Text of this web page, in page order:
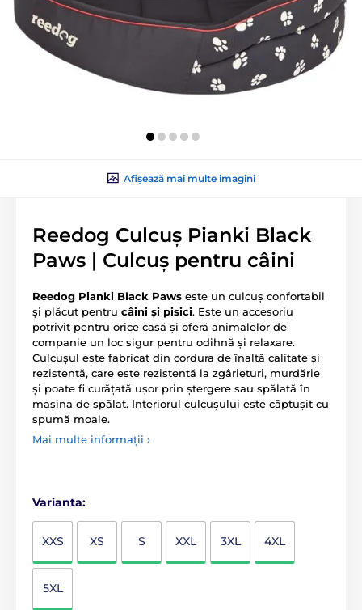
Afișează mai multe imagini
Reedog Culcuș Pianki Black
Paws | Culcuș pentru câini
Reedog Pianki Black Paws este un culcuș confortabil
și plăcut pentru câini și pisici. Este un accesoriu
potrivit pentru orice casă și oferă animalelor de
companie un loc sigur pentru odihnă și relaxare.
Culcușul este fabricat din cordura de înaltă calitate și
rezistentă, care este rezistentă la zgârieturi, murdărie
și poate fi curățată ușor prin ștergere sau spălată în
mașina de spălat. Interiorul culcușului este căptușit cu
spumă moale.
Mai multe informații ›
Varianta:
XXS XS S XXL 3XL 4XL
5XL